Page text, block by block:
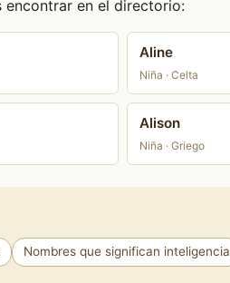
encontrar en el directorio:
Aline
Niña · Celta
Alison
Niña · Griego
Nombres que significan inteligencia